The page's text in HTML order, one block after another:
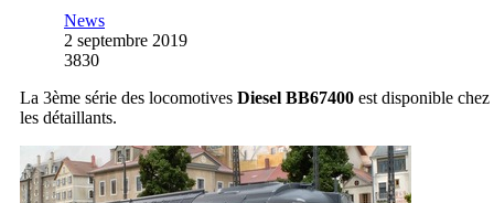
News
2 septembre 2019
3830
La 3ème série des locomotives Diesel BB67400 est disponible chez
les détaillants.